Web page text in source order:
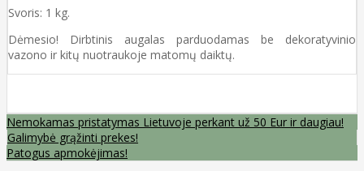
Svoris: 1 kg.
Dėmesio! Dirbtinis augalas parduodamas be dekoratyvinio
vazono ir kitų nuotraukoje matomų daiktų.
Nemokamas pristatymas Lietuvoje perkant už 50 Eur ir daugiau!
Galimybė grąžinti prekes!
Patogus apmokėjimas!